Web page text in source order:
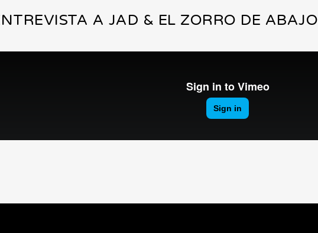
A JAD & EL ZORRO DE ABAJO